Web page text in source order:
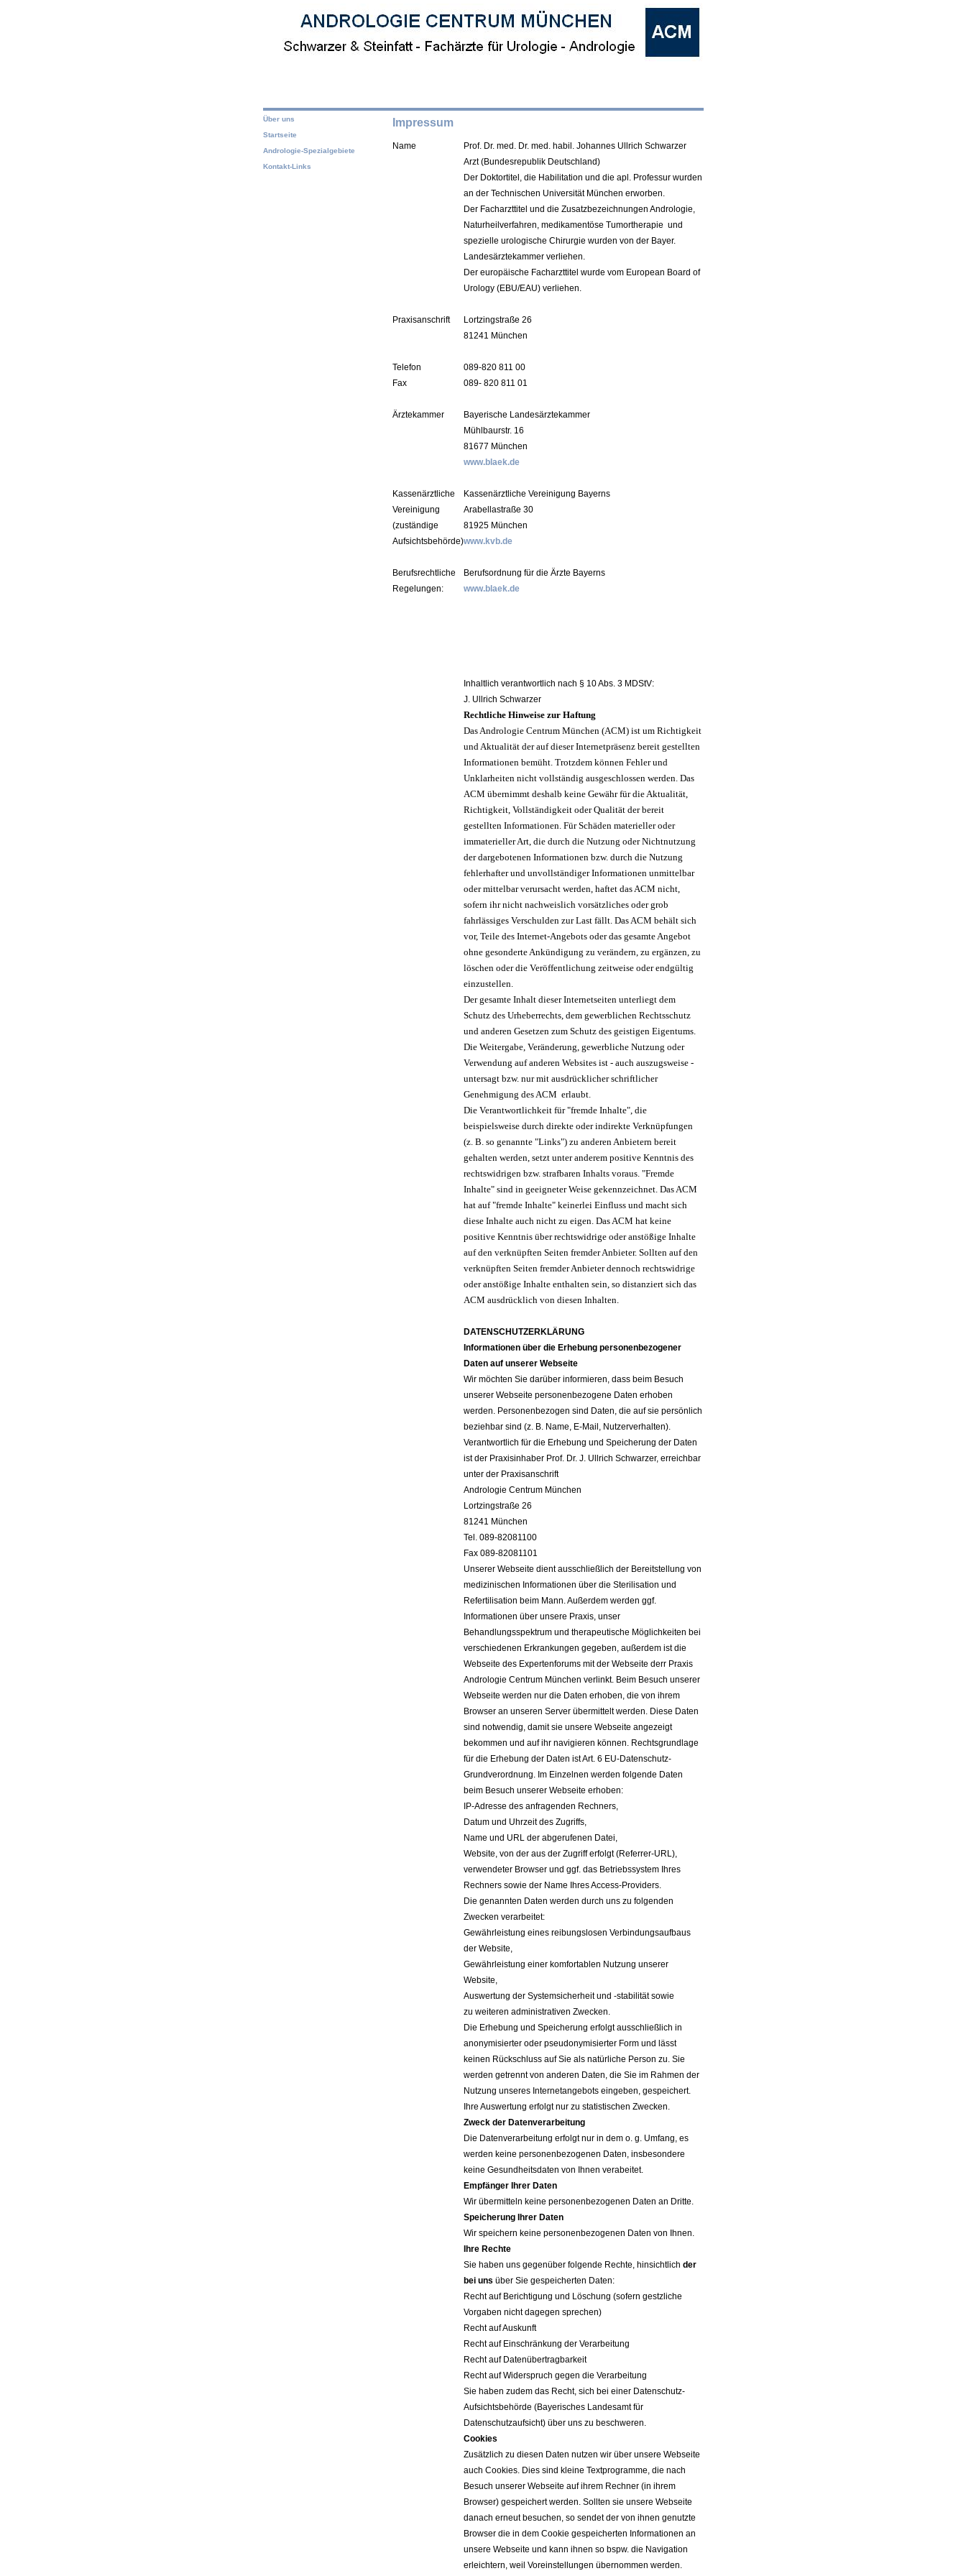
Über uns
Startseite
Andrologie-Spezialgebiete
Kontakt-Links
Impressum
Name
Prof. Dr. med. Dr. med. habil. Johannes Ullrich Schwarzer
Arzt (Bundesrepublik Deutschland)
Der Doktortitel, die Habilitation und die apl. Professurwurden
an der Technischen Universität München erworben.
Der Facharzttitel und die Zusatzbezeichnungen Andrologie,
Naturheilverfahren, medikamentöse Tumortherapie und
spezielle urologische Chirurgie wurden von der Bayer.
Landesärztekammer verliehen.
Der europäische Facharzttitel wurde vom European Board of
Urology (EBU/EAU) verliehen.
Praxisanschrift
Lortzingstraße 26
81241 München
Telefon
Fax
089-820 811 00
089- 820 811 01
Ärztekammer
Bayerische Landesärztekammer
Mühlbaurstr. 16
81677 München
www.blaek.de
Kassenärztliche
Vereinigung
(zuständige
Aufsichtsbehörde)
Kassenärztliche Vereinigung Bayerns
Arabellastraße 30
81925 München
www.kvb.de
Berufsrechtliche
Regelungen:
Berufsordnung für die Ärzte Bayerns
www.blaek.de
Inhaltlich verantwortlich nach § 10 Abs. 3 MDStV:
J. Ullrich Schwarzer
Rechtliche Hinweise zur Haftung
Das Andrologie Centrum München (ACM) ist um Richtigkeit
und Aktualität der auf dieser Internetpräsenz bereit gestellten
Informationen bemüht. Trotzdem können Fehler und
Unklarheiten nicht vollständig ausgeschlossen werden. Das
ACM übernimmt deshalb keine Gewähr für die Aktualität,
Richtigkeit, Vollständigkeit oder Qualität der bereit
gestellten Informationen. Für Schäden materieller oder
immaterieller Art, die durch die Nutzung oder Nichtnutzung
der dargebotenen Informationen bzw. durch die Nutzung
fehlerhafter und unvollständiger Informationen unmittelbar
oder mittelbar verursacht werden, haftet das ACM nicht,
sofern ihr nicht nachweislich vorsätzliches oder grob
fahrlässiges Verschulden zur Last fällt. Das ACM behält sich
vor, Teile des Internet-Angebots oder das gesamte Angebot
ohne gesonderte Ankündigung zu verändern, zu ergänzen, zu
löschen oder die Veröffentlichung zeitweise oder endgültig
einzustellen.
Der gesamte Inhalt dieser Internetseiten unterliegt dem
Schutz des Urheberrechts, dem gewerblichen Rechtsschutz
und anderen Gesetzen zum Schutz des geistigen Eigentums.
Die Weitergabe, Veränderung, gewerbliche Nutzung oder
Verwendung auf anderen Websites ist - auch auszugsweise -
untersagt bzw. nur mit ausdrücklicher schriftlicher
Genehmigung des ACM erlaubt.
Die Verantwortlichkeit für "fremde Inhalte", die
beispielsweise durch direkte oder indirekte Verknüpfungen
(z. B. so genannte "Links") zu anderen Anbietern bereit
gehalten werden, setzt unter anderem positive Kenntnis des
rechtswidrigen bzw. strafbaren Inhalts voraus. "Fremde
Inhalte" sind in geeigneter Weise gekennzeichnet. Das ACM
hat auf "fremde Inhalte" keinerlei Einfluss und macht sich
diese Inhalte auch nicht zu eigen. Das ACM hat keine
positive Kenntnis über rechtswidrige oder anstößige Inhalte
auf den verknüpften Seiten fremder Anbieter. Sollten auf den
verknüpften Seiten fremder Anbieter dennoch rechtswidrige
oder anstößige Inhalte enthalten sein, so distanziert sich das
ACM ausdrücklich von diesen Inhalten
DATENSCHUTZERKLÄRUNG
Informationen über die Erhebung personenbezogener
Daten auf unserer Webseite
Wir möchten Sie darüber informieren, dass beim Besuch
unserer Webseite personenbezogene Daten erhoben
werden. Personenbezogen sind Daten, die auf sie persönlich
beziehbar sind (z. B. Name, E-Mail, Nutzerverhalten).
Verantwortlich für die Erhebung und Speicherung der Daten
ist der Praxisinhaber Prof. Dr. J. Ullrich Schwarzer, erreichbar
unter der Praxisanschrift
Andrologie Centrum München
Lortzingstraße 26
81241 München
Tel. 089-82081100
Fax 089-82081101
Unserer Webseite dient ausschließlich der Bereitstellung von
medizinischen Informationen über die Sterilisation und
Refertilisation beim Mann. Außerdem werden ggf.
Informationen über unsere Praxis, unser
Behandlungsspektrum und therapeutische Möglichkeiten bei
verschiedenen Erkrankungen gegeben, außerdem ist die
Webseite des Expertenforums mit der Webseite derr Praxis
Andrologie Centrum München verlinkt. Beim Besuch unserer
Webseite werden nur die Daten erhoben, die von ihrem
Browser an unseren Server übermittelt werden. Diese Daten
sind notwendig, damit sie unsere Webseite angezeigt
bekommen und auf ihr navigieren können. Rechtsgrundlage
für die Erhebung der Daten ist Art. 6 EU-Datenschutz-
Grundverordnung. Im Einzelnen werden folgende Daten
beim Besuch unserer Webseite erhoben:
IP-Adresse des anfragenden Rechners,
Datum und Uhrzeit des Zugriffs,
Name und URL der abgerufenen Datei,
Website, von der aus der Zugriff erfolgt (Referrer-URL),
verwendeter Browser und ggf. das Betriebssystem Ihres
Rechners sowie der Name Ihres Access-Providers.
Die genannten Daten werden durch uns zu folgenden
Zwecken verarbeitet:
Gewährleistung eines reibungslosen Verbindungsaufbaus
der Website,
Gewährleistung einer komfortablen Nutzung unserer
Website,
Auswertung der Systemsicherheit und -stabilität sowie
zu weiteren administrativen Zwecken.
Die Erhebung und Speicherung erfolgt ausschließlich in
anonymisierter oder pseudonymisierter Form und lässt
keinen Rückschluss auf Sie als natürliche Person zu. Sie
werden getrennt von anderen Daten, die Sie im Rahmen der
Nutzung unseres Internetangebots eingeben, gespeichert.
Ihre Auswertung erfolgt nur zu statistischen Zwecken.
Zweck der Datenverarbeitung
Die Datenverarbeitung erfolgt nur in dem o. g. Umfang, es
werden keine personenbezogenen Daten, insbesondere
keine Gesundheitsdaten von Ihnen verabeitet.
Empfänger Ihrer Daten
Wir übermitteln keine personenbezogenen Daten an Dritte.
Speicherung Ihrer Daten
Wir speichern keine personenbezogenen Daten von Ihnen.
Ihre Rechte
Sie haben uns gegenüber folgende Rechte, hinsichtlich der
bei uns über Sie gespeicherten Daten:
Recht auf Berichtigung und Löschung (sofern gestzliche
Vorgaben nicht dagegen sprechen)
Recht auf Auskunft
Recht auf Einschränkung der Verarbeitung
Recht auf Datenübertragbarkeit
Recht auf Widerspruch gegen die Verarbeitung
Sie haben zudem das Recht, sich bei einer Datenschutz-
Aufsichtsbehörde (Bayerisches Landesamt für
Datenschutzaufsicht) über uns zu beschweren.
Cookies
Zusätzlich zu diesen Daten nutzen wir über unsere Webseite
auch Cookies. Dies sind kleine Textprogramme, die nach
Besuch unserer Webseite auf ihrem Rechner (in ihrem
Browser) gespeichert werden. Sollten sie unsere Webseite
danach erneut besuchen, so sendet der von ihnen genutzte
Browser die in dem Cookie gespeicherten Informationen an
unsere Webseite und kann ihnen so bspw. die Navigation
erleichtern, weil Voreinstellungen übernommen werden.